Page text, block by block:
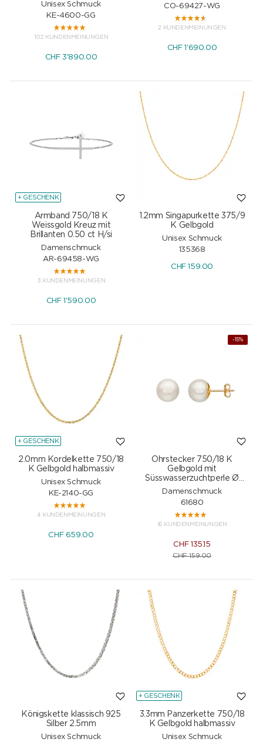
Unisex Schmuck
KE-4600-GG
102 KUNDENMEINUNGEN
CHF3'890.00
CO-69427-WG
2 KUNDENMEINUNGEN
CHF1'690.00
+ GESCHENK
Armband 750/18 K
Weissgold Kreuz mit
Brillanten 0.50 ct H/si
Damenschmuck
AR-69458-WG
3 KUNDENMEINUNGEN
CHF 1'590.00
1.2mm Singapurkette 375/9
K Gelbgold
Unisex Schmuck
135368
CHF 159.00
+ GESCHENK
2.0mm Kordelkette 750/18
K Gelbgold halbmassiv
Unisex Schmuck
KE-2140-GG
4 KUNDENMEINUNGEN
CHF 659.00
-15%
Ohrstecker 750/18 K
Gelbgold mit
Süsswasserzuchtperle Ø
7mm
Damenschmuck
61680
16 KUNDENMEINUNGEN
CHF 135.15
CHF159.00
Königskette klassisch 925
Silber 2.5mm
Unisex Schmuck
+ GESCHENK
3.3mm Panzerkette 750/18
K Gelbgold halbmassiv
Unisex Schmuck